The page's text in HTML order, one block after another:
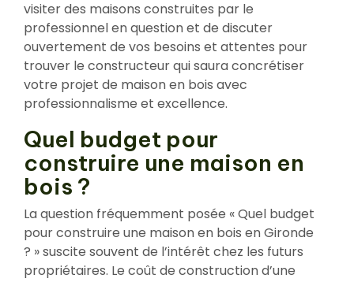
visiter des maisons construites par le
professionnel en question et de discuter
ouvertement de vos besoins et attentes pour
trouver le constructeur qui saura concrétiser
votre projet de maison en bois avec
professionnalisme et excellence.
Quel budget pour
construire une maison en
bois ?
La question fréquemment posée « Quel budget
pour construire une maison en bois en Gironde
? » suscite souvent de l’intérêt chez les futurs
propriétaires. Le coût de construction d’une